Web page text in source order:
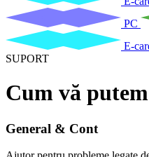
PC
E-
SUPORT
Cum vă
General & Cont